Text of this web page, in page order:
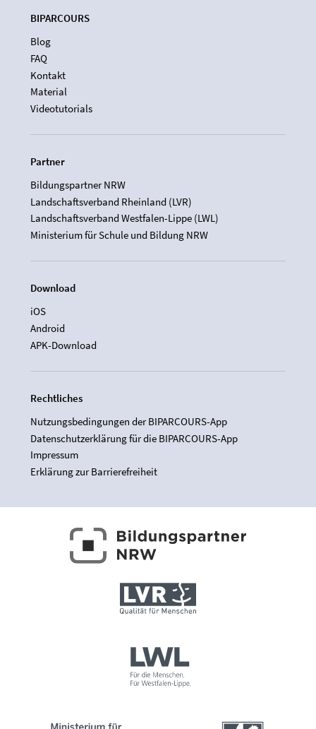
BIPARCOURS
Blog
FAQ
Kontakt
Material
Videotutorials
Partner
Bildungspartner NRW
Landschaftsverband Rheinland (LVR)
Landschaftsverband Westfalen-Lippe (LWL)
Ministerium für Schule und Bildung NRW
Download
iOS
Android
APK-Download
Rechtliches
Nutzungsbedingungen der BIPARCOURS-App
Datenschutzerklärung für die BIPARCOURS-App
Impressum
Erklärung zur Barrierefreiheit